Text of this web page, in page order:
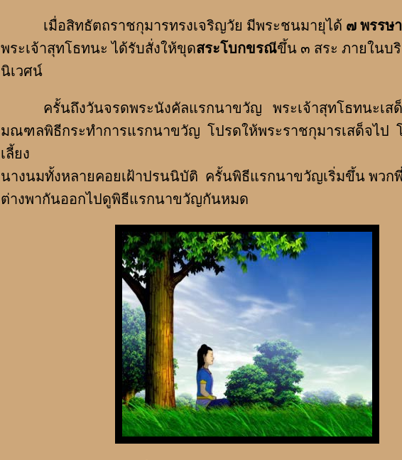
เมื่อสิทธัตถราชกุมารทรงเจริญวัย มีพระชนมายุได้ ๗ พรรษา
พระเจ้าสุทโธทนะ ได้รับสั่งให้ขุดสระโบกขรณขึ้น ๓ สระ ภายในบ
นิเวศน์
ครั้นถึงวันจรดพระนังคัลแรกนาขวัญ พระเจ้าสุทโธทนะเสด็
มณฑลพิธีกระทำการแรกนาขวัญ โปรดให้พระราชกุมารเสด็จไป
เลี้ยง
นางนมทั้งหลายคอยเฝ้าปรนนิบัติ ครั้นพิธีแรกนาขวัญเริ่มขึ้น พวก
ต่างพากันออกไปดูพิธีแรกนาขวัญกันหมด